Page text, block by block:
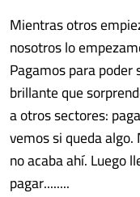
Mientras otros
nosotros lo
Pagamos para
brillante que
a otros sectores:
vemos si queda
no acaba ahí. Luego
pagar........